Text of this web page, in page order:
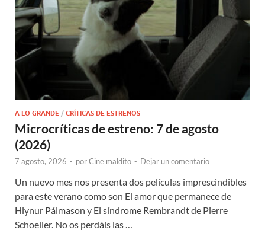
A LO GRANDE / CRÍTICAS DE ESTRENOS
Microcríticas de estreno: 7 de agosto
(2026)
7 agosto, 2026 - porCine maldito - Dejar un comentario
Un nuevo mes nos presenta dos películas imprescindibles
para este verano como son El amor que permanece de
Hlynur Pálmason y El síndrome Rembrandt de Pierre
Schoeller. No os perdáis las …